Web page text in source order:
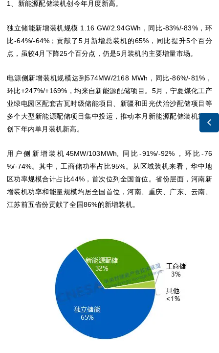

1、新能源配储装机创今年月度新高。
独立储能新增装机规模 1.16 GW/2.94GWh，同比-83%/-83%，环
比-64%/-64%；贡献了5月新增总装机的65%，同比提升5个百分
点，虽较4月下降25个百分点，仍是5月装机的主要增量市场。
电源侧新增装机规模达到574MW/2168 MWh，同比-86%/-81%，
环比+247%/+169%，均来自新能源配储项目。5月，宁夏煤化工产
业绿电园区配套吉瓦时级储能项目、新疆和田光伏治沙配储项目等
多个大型新能源配储项目集中投运，推动本月新能源配储装机规模
创下年内单月装机新高。
用户侧新增装机45MW/103MWh, 同比-91%/-92%，环比-76
%/-74%。其中，工商储功率占比95%。从区域装机来看，华中地
区功率规模合计占比44%，首次位列全国首位。省份层面，河南新
增装机功率和能量规模均居全国首位，河南、重庆、广东、云南、
江苏前五省份贡献了全国86%的新增装机。